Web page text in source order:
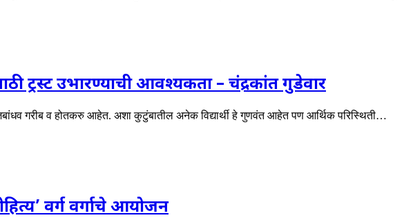
ट्रस्ट उभारण्याची आवश्यकता – चंद्रकांत गुडेवार
गरीब व होतकरु आहेत. अशा कुटुंबातील अनेक विद्यार्थी हे गुणवंत आहेत पण आर्थिक परिस्थिती…
वर्ग वर्गाचे आयोजन